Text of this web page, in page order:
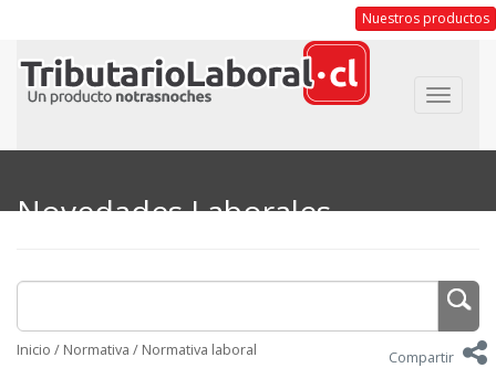
Nuestros productos
Toggle
Novedades Laborales
Inicio / Normativa / Normativa laboral Compartir